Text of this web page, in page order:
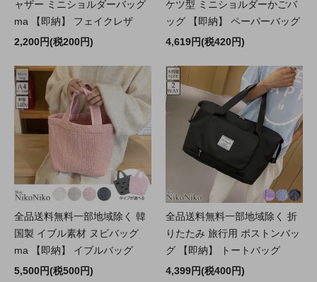
ャザー ミニショルダーバッグ
ma 【即納】 フェイクレザ
2,200円(税200円)
ケツ型 ミニショルダーかごバ
ッグ 【即納】 ペーパーバッグ
4,619円(税420円)
全品送料無料一部地域除く 韓
国製 イブル素材 ヌビバッグ
ma 【即納】 イブルバッグ
5,500円(税500円)
全品送料無料一部地域除く 折
りたたみ 旅行用 ボストンバッ
グ 【即納】 トートバッグ
4,399円(税400円)